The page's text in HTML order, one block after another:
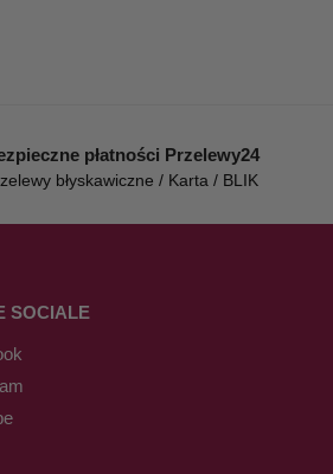
płatności Przelewy24
błyskawiczne / Karta / BLIK
SOCIALE